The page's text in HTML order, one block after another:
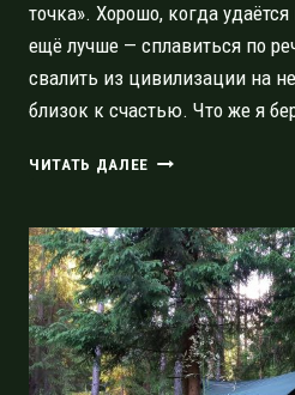
точка». Хорошо, когда
ещё лучше — сплавиться по
свалить из цивилизации на
близок к счастью. Что же я
ЧИТАТЬ ДАЛЕЕ ЧТО
РЕБЯТА,
В
РЮКЗАКАХ?